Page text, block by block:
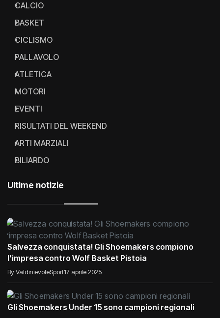
CALCIO
BASKET
CICLISMO
PALLAVOLO
ATLETICA
MOTORI
EVENTI
RISULTATI DEL WEEKEND
ARTI MARZIALI
BILIARDO
Ultime notizie
Salvezza conquistata! Gli Shoemakers compiono
l’impresa contro Wolf Basket Pistoia
By ValdinievoleSport17 aprile 2025
Gli Shoemakers Under 15 sono campioni regionali